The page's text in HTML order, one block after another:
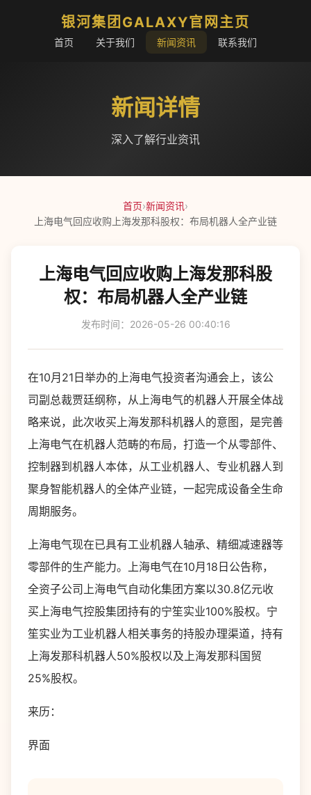
银河集团GALAXY官网主页
首页 关于我们 新闻资讯 联系我们
新闻详情
深入了解行业资讯
首页›新闻资讯›
上海电气回应收购上海发那科股权：布局机器人全产业链
上海电气回应收购上海发那科股
权：布局机器人全产业链
发布时间：2026-05-26 00:40:16
在10月21日举办的上海电气投资者沟通会上，该公
司副总裁贾廷纲称，从上海电气的机器人开展全体战
略来说，此次收买上海发那科机器人的意图，是完善
上海电气在机器人范畴的布局，打造一个从零部件、
控制器到机器人本体，从工业机器人、专业机器人到
聚身智能机器人的全体产业链，一起完成设备全生命
周期服务。
上海电气现在已具有工业机器人轴承、精细减速器等
零部件的生产能力。上海电气在10月18日公告称，
全资子公司上海电气自动化集团方案以30.8亿元收
买上海电气控股集团持有的宁笙实业100%股权。宁
笙实业为工业机器人相关事务的持股办理渠道，持有
上海发那科机器人50%股权以及上海发那科国贸
25%股权。
来历：
界面